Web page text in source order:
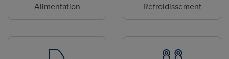
Alimentation Refroidissement